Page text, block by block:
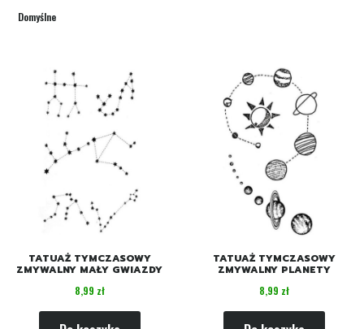
Domyślne
TATUAŻ TYMCZASOWY
ZMYWALNY MAŁY GWIAZDY
Cena
8,99 zł
TATUAŻ TYMCZASOWY
ZMYWALNY PLANETY
Cena
8,99 zł